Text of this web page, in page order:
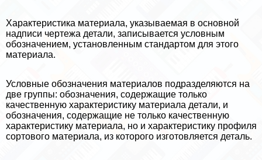
Хаpaктеристика материала, указываемая в основной
надписи чертежа детали, записывается условным
обозначением, установленным стандартом для этого
материала.
Условные обозначения материалов подразделяются на
две группы: обозначения, содержащие только
качественную хаpaктеристику материала детали, и
обозначения, содержащие не только качественную
хаpaктеристику материала, но и хаpaктеристику профиля
сортового материала, из которого изготовляется деталь.